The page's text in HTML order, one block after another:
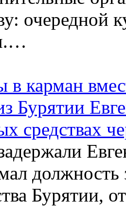
очередной
карман
Бурятии
средствах
должность
Бурятии,